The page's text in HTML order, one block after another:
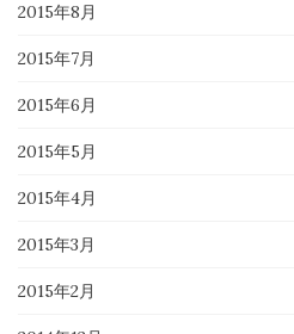
2015年8月
2015年7月
2015年6月
2015年5月
2015年4月
2015年3月
2015年2月